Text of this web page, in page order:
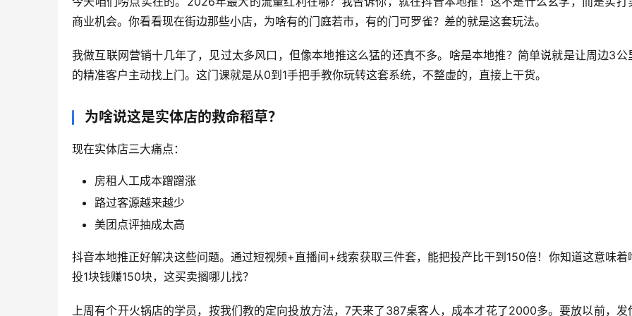
商业机会。你看看现在街边那些小店，为啥有的门庭若市，有的门可罗雀？差的就是这套玩法。
我做互联网营销十几年了，见过太多风口，但像本地推这么猛的还真不多。啥是本地推？简单说就是让周边3公
的精准客户主动找上门。这门课就是从0到1手把手教你玩转这套系统，不整虚的，直接上干货。
为啥说这是实体店的救命稻草？
现在实体店三大痛点：
房租人工成本蹭蹭涨
路过客源越来越少
美团点评抽成太高
抖音本地推正好解决这些问题。通过短视频+直播间+线索获取三件套，能把投产比干到150倍！你知道这意味着
投1块钱赚150块，这买卖搁哪儿找？
上周有个开火锅店的学员，按我们教的定向投放方法，7天来了387桌客人，成本才花了2000多。要放以前，发